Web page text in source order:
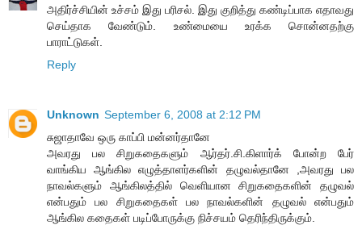
அதிர்ச்சியின் உச்சம் இது பரிசல். இது குறித்து கண்டிப்பாக எதாவது
செய்தாக வேண்டும். உண்மையை உரக்க சொன்னதற்கு
பாராட்டுகள்.
Reply
Unknown September 6, 2008 at 2:12 PM
சுஜாதாவே ஒரு காப்பி மன்னர்தானே
அவரது பல சிறுகதைகளும் ஆர்தர்.சி.கிளார்க் போன்ற பேர்
வாங்கிய ஆங்கில எழுத்தாளர்களின் தழுவல்தானே ,அவரது பல
நாவல்களும் ஆங்கிலத்தில் வெளியான சிறுகதைகளின் தழுவல்
என்பதும் பல சிறுகதைகள் பல நாவல்களின் தழுவல் என்பதும்
ஆங்கில கதைகள் படிப்போருக்கு நிச்சயம் தெரிந்திருக்கும்.